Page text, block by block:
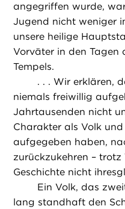
angegriffen wurde,
Jugend nicht weniger
unsere heilige
Vorväter in den Tagen
Tempels.
. . . Wir erklären,
niemals freiwillig
Jahrtausenden nicht
Charakter als Volk
aufgegeben haben,
zurückzukehren –
Geschichte nicht
Ein Volk, das
lang standhaft den